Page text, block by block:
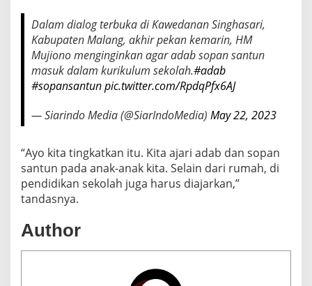
Dalam dialog terbuka di Kawedanan Singhasari,
Kabupaten Malang, akhir pekan kemarin, HM
Mujiono menginginkan agar adab sopan santun
masuk dalam kurikulum sekolah.#adab
#sopansantunpic.twitter.com/RpdqPfx6AJ
— Siarindo Media (@SiarIndoMedia) May 22, 2023
“Ayo kita tingkatkan itu. Kita ajari adab dan sopan
santun pada anak-anak kita. Selain dari rumah, di
pendidikan sekolah juga harus diajarkan,”
tandasnya.
Author